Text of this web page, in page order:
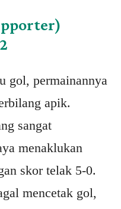
gol, permainannya
apik.
sangat
menaklukan
skor telak 5-0.
mencetak gol,